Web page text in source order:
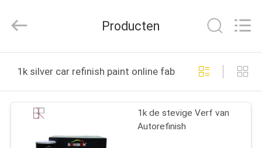
PRODUCTEN
ONGEVEER
Co.,Ltd..
Developed
Producten
1k silver car refinish paint online fabricage
1k de stevige Verf van
Autorefinish